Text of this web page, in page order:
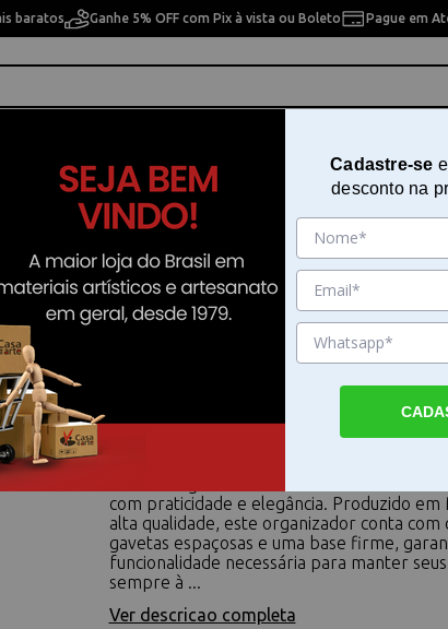
baratos Ganhe 5% OFF com Pix à vista ou Boleto Pague em
Pintura
Souza - Natural
Módulo Easy Box 04 Gavetas
Souza - Natural
Módulo Easy Box 04 Gavetas com Base
com praticidade e elegância. Produzido em
alta qualidade, este organizador conta com
gavetas espaçosas e uma base firme,
funcionalidade necessária para manter
sempre à ...
Ver descricao completa
Cadastre-se
desconto na